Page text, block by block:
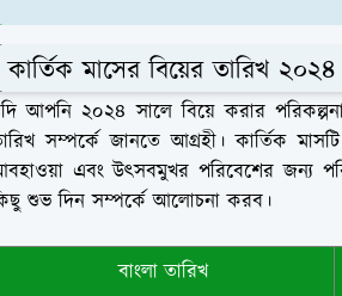
কার্তিক মাসের বিয়ের তারিখ ২০২৪
আপনি ২০২৪ সালে বিয়ে করার
সম্পর্কে জানতে আগ্রহী। কার্তিক
এবং উৎসবমুখর পরিবেশের জন্য
শুভ দিন সম্পর্কে আলোচনা করব।
বাংলা তারিখ